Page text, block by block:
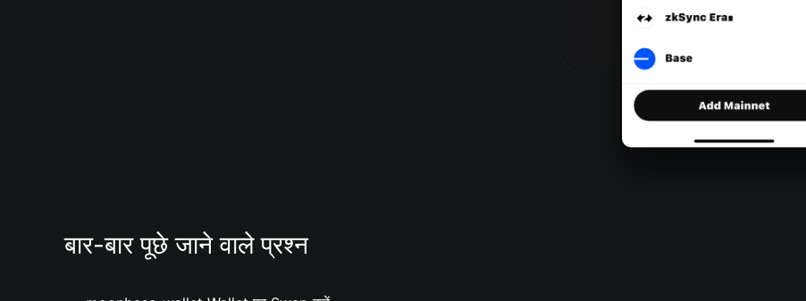
बार-बार पूछे जाने वाले प्रश्न